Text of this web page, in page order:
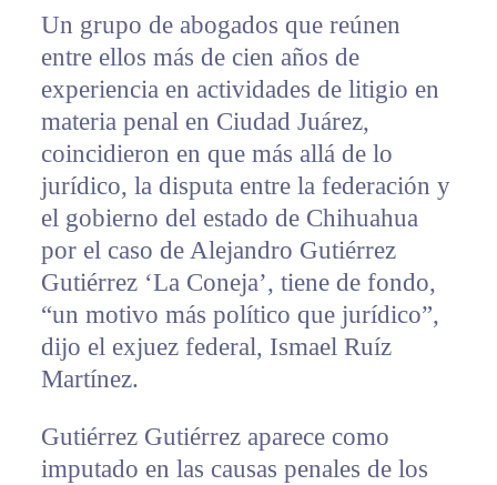
Un grupo de abogados que reúnen
entre ellos más de cien años de
experiencia en actividades de litigio en
materia penal en Ciudad Juárez,
coincidieron en que más allá de lo
jurídico, la disputa entre la federación y
el gobierno del estado de Chihuahua
por el caso de Alejandro Gutiérrez
Gutiérrez ‘La Coneja’, tiene de fondo,
“un motivo más político que jurídico”,
dijo el exjuez federal, Ismael Ruíz
Martínez.
Gutiérrez Gutiérrez aparece como
imputado en las causas penales de los